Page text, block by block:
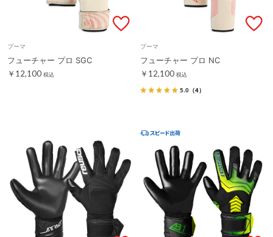
プーマ
フューチャー プロ SGC
￥12,100 税込
プーマ
フューチャー プロ NC
￥12,100 税込
5.0 （4）